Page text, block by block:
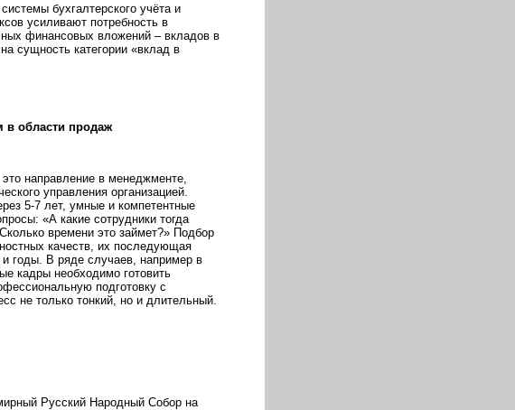
бухгалтерского учёта и
усиливают потребность в
финансовых вложений – вкладов в
сущность категории «вклад в
в области продаж
направление в менеджменте,
управления организацией.
5-7 лет, умные и компетентные
«А какие сотрудники тогда
времени это займет?» Подбор
качеств, их последующая
годы. В ряде случаев, например в
кадры необходимо готовить
подготовку с
не только тонкий, но и длительный.
Русский Народный Собор на